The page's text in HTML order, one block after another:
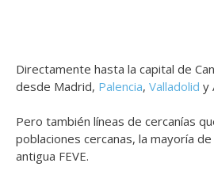
Directamente hasta la capital de
desde Madrid, Palencia, Valladolid y
Pero también líneas de cercanías
poblaciones cercanas, la mayoría
antigua FEVE.